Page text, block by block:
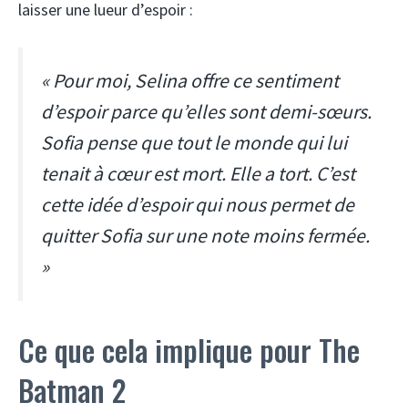
laisser une lueur d’espoir :
« Pour moi, Selina offre ce sentiment
d’espoir parce qu’elles sont demi-sœurs.
Sofia pense que tout le monde qui lui
tenait à cœur est mort. Elle a tort. C’est
cette idée d’espoir qui nous permet de
quitter Sofia sur une note moins fermée.
»
Ce que cela implique pour The
Batman 2